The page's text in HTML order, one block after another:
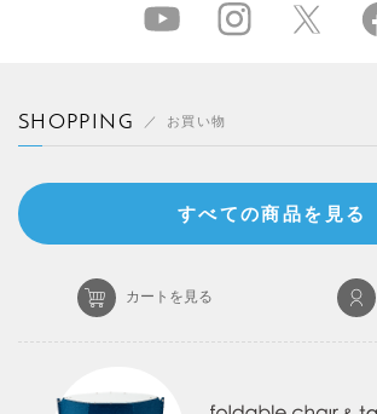
SHOPPING お買い物
すべての商品を見る
カートを見る